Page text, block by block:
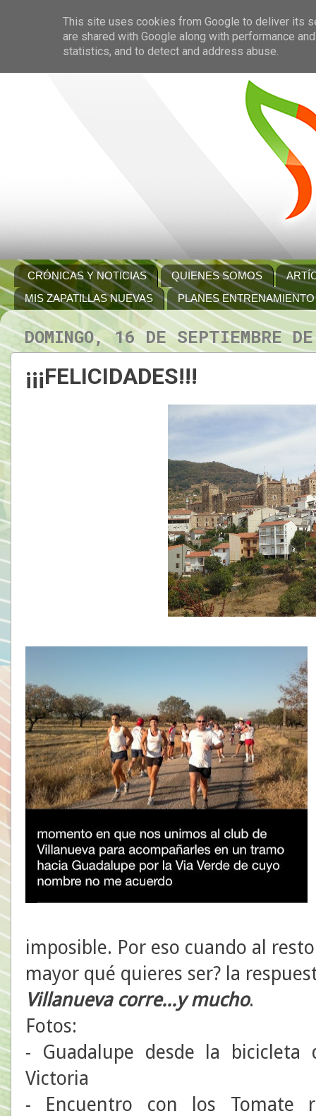
CRÓNICAS Y NOTICIAS QUIENES SOMOS
MIS ZAPATILLAS NUEVAS
PLANES ENTRENAMIENTO
DOMINGO, 16 DE SEPTIEMBRE
¡¡¡FELICIDADES!!!
imposible. Por eso cuando al
mayor qué quieres ser? la
Villanueva corre...y mucho.
Fotos:
- Guadalupe desde la
Victoria
- Encuentro con los Tomate
This site uses cookies from Google to deliver its
are shared with Google along with performance
statistics, and to detect and address abuse.